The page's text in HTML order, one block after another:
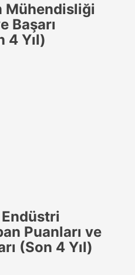
Mühendisliği
Başarı
4 Yıl)
Puanları ve
(Son 4 Yıl)